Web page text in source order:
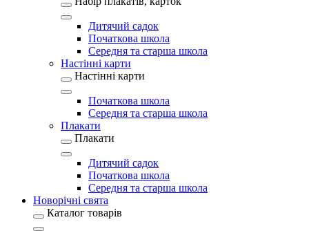
Дитячий садок
Початкова школа
Середня та старша школа
Настінні карти
Настінні карти
Початкова школа
Середня та старша школа
Плакати
Плакати
Дитячий садок
Початкова школа
Середня та старша школа
Новорічні свята
Каталог товарів